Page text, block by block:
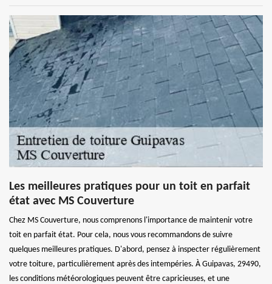
Les meilleures pratiques pour un toit en parfait
état avec MS Couverture
Chez MS Couverture, nous comprenons l'importance de maintenir votre
toit en parfait état. Pour cela, nous vous recommandons de suivre
quelques meilleures pratiques. D'abord, pensez à inspecter régulièrement
votre toiture, particulièrement après des intempéries. À Guipavas, 29490,
les conditions météorologiques peuvent être capricieuses, et une